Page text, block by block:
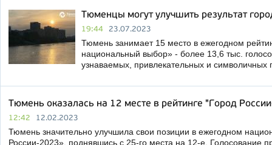
Тюменцы могут улучшить результат
19:44 23.07.2023
Тюмень занимает 15 место в ежегодном
национальный выбор» - более 13,6 тыс.
узнаваемых, привлекательных и символичных
Тюмень оказалась на 12 месте в рейтинге "Город
12:42 12.02.2023
Тюмень значительно улучшила свои позиции в ежегодном
России-2023», поднявшись с 25-го места на 12-е. Голосование